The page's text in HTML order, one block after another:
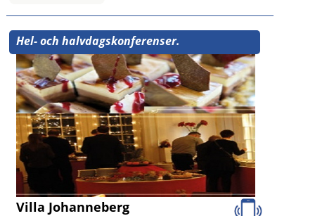
Hel- och halvdagskonferenser.
Villa Johanneberg